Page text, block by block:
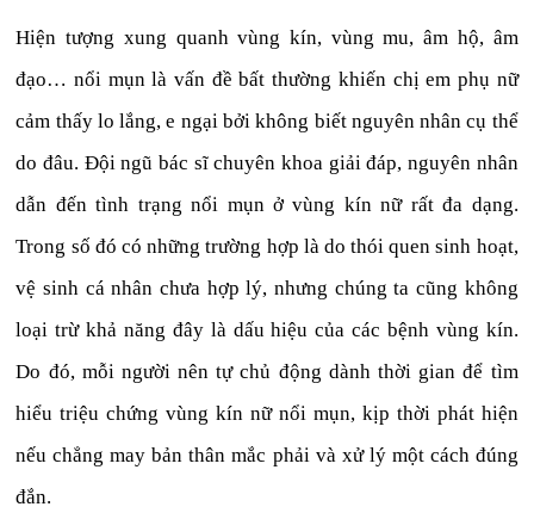
Hiện tượng xung quanh vùng kín, vùng mu, âm hộ, âm
đạo… nổi mụn là vấn đề bất thường khiến chị em phụ nữ
cảm thấy lo lắng, e ngại bởi không biết nguyên nhân cụ thể
do đâu. Đội ngũ bác sĩ chuyên khoa giải đáp, nguyên nhân
dẫn đến tình trạng nổi mụn ở vùng kín nữ rất đa dạng.
Trong số đó có những trường hợp là do thói quen sinh hoạt,
vệ sinh cá nhân chưa hợp lý, nhưng chúng ta cũng không
loại trừ khả năng đây là dấu hiệu của các bệnh vùng kín.
Do đó, mỗi người nên tự chủ động dành thời gian để tìm
hiểu triệu chứng vùng kín nữ nổi mụn, kịp thời phát hiện
nếu chẳng may bản thân mắc phải và xử lý một cách đúng
đắn.